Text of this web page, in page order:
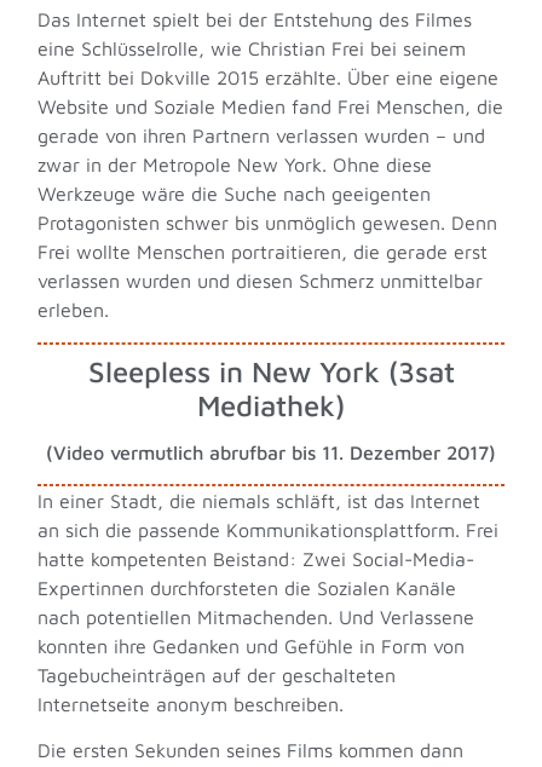
Das Internet spielt bei der Entstehung des Filmes
eine Schlüsselrolle, wie Christian Frei bei seinem
Auftritt bei Dokville 2015 erzählte. Über eine eigene
Website und Soziale Medien fand Frei Menschen, die
gerade von ihren Partnern verlassen wurden – und
zwar in der Metropole New York. Ohne diese
Werkzeuge wäre die Suche nach geeigenten
Protagonisten schwer bis unmöglich gewesen. Denn
Frei wollte Menschen portraitieren, die gerade erst
verlassen wurden und diesen Schmerz unmittelbar
erleben.
Sleepless in New York (3sat
Mediathek)
(Video vermutlich abrufbar bis 11. Dezember 2017)
In einer Stadt, die niemals schläft, ist das Internet
an sich die passende Kommunikationsplattform. Frei
hatte kompetenten Beistand: Zwei Social-Media-
Expertinnen durchforsteten die Sozialen Kanäle
nach potentiellen Mitmachenden. Und Verlassene
konnten ihre Gedanken und Gefühle in Form von
Tagebucheinträgen auf der geschalteten
Internetseite anonym beschreiben.
Die ersten Sekunden seines Films kommen dann